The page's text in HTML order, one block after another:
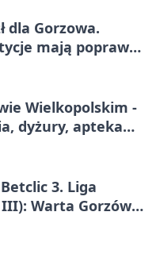
dla Gorzowa.
mają poprawić
Wielkopolskim -
dyżury, apteka
3. Liga
Warta Gorzów